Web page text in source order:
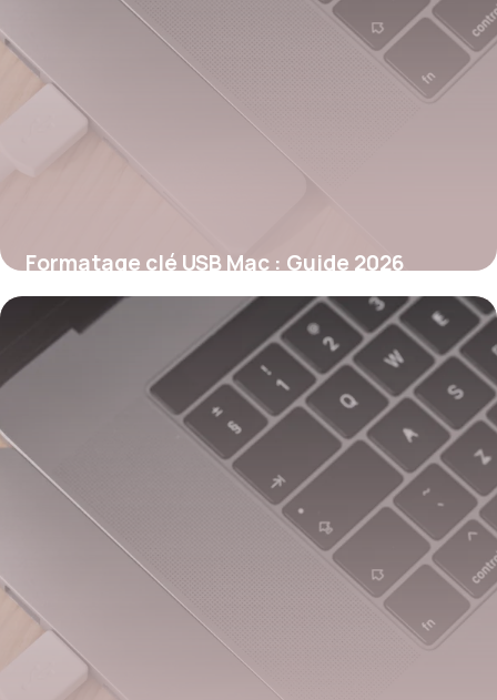
Formatage clé USB Mac : Guide 2026
26 mai 2026